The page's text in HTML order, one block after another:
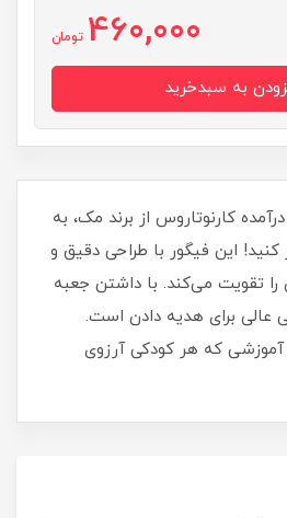
460,000 تومان
کارنوتاروس از برند مک، به
کنید! این فیگور با طراحی دقیق و
را تقویت می‌کند. با داشتن جعبه
عالی برای هدیه دادن است.
که هر کودکی آرزوی